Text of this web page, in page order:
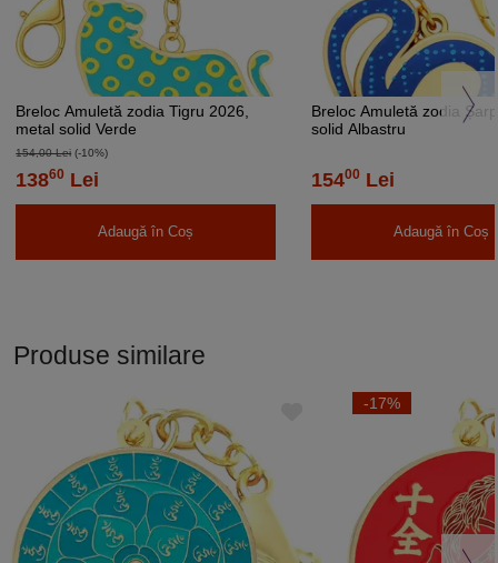
Breloc Amuletă zodia Tigru 2026,
metal solid Verde
154,00 Lei (-10%)
13860 Lei
Adaugă în Coș
Breloc Amuletă zodia
solid Albastru
15400 Lei
Adaugă în Coș
Produse similare
-17%